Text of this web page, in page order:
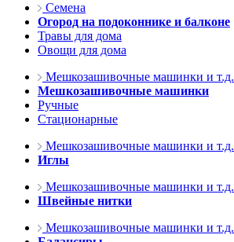
Семена
Огород на подоконнике и балконе
Травы для дома
Овощи для дома
Мешкозашивочные машинки и т.д.
Мешкозашивочные машинки
Ручные
Стационарные
Мешкозашивочные машинки и т.д.
Иглы
Мешкозашивочные машинки и т.д.
Швейные нитки
Мешкозашивочные машинки и т.д.